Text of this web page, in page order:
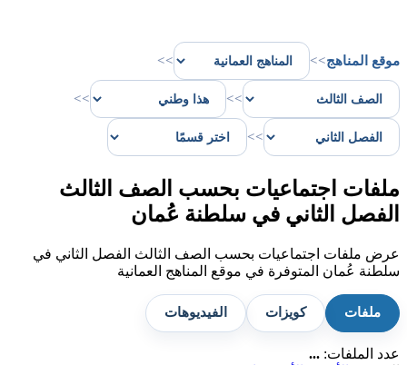
موقع المناهج>>
>>
>>
>>
>>
ملفات اجتماعيات بحسب الصف الثالث
الفصل الثاني في سلطنة عُمان
عرض ملفات اجتماعيات بحسب الصف الثالث الفصل الثاني في
سلطنة عُمان المتوفرة في موقع المناهج العمانية
ملفات كويزات الفيديوهات
عدد الملفات: ...